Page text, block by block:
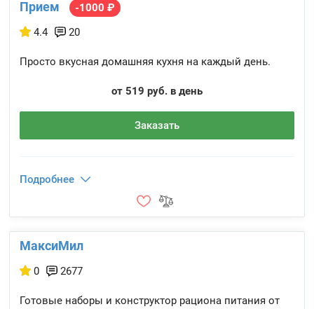
Прием
-1000 ₽
4.4
20
Просто вкусная домашняя кухня на каждый день.
от 519 руб. в день
Заказать
Подробнее
МаксиМил
0 2677
Готовые наборы и конструктор рациона питания от